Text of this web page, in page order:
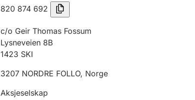
820 874 692
c/o Geir Thomas Fossum
Lysneveien 8B
1423 SKI
3207 NORDRE FOLLO, Norge
Aksjeselskap